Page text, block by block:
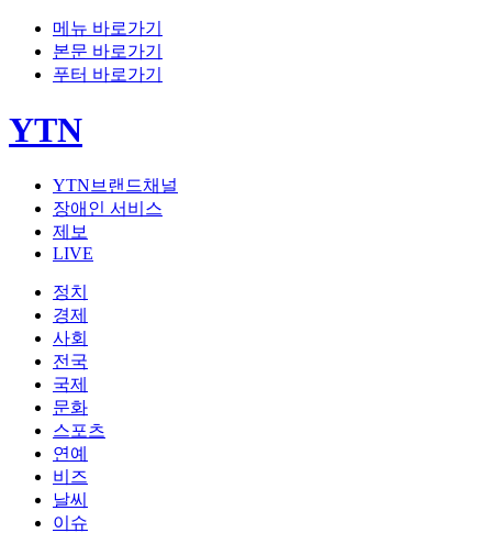
메뉴 바로가기
본문 바로가기
푸터 바로가기
YTN
YTN브랜드채널
장애인 서비스
제보
LIVE
정치
경제
사회
전국
국제
문화
스포츠
연예
비즈
날씨
이슈